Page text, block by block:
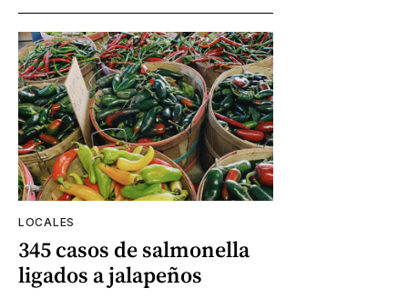
LOCALES
345 casos de salmonella
ligados a jalapeños